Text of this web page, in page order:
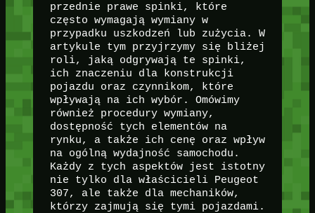
przednie prawe spinki, które
często wymagają wymiany w
przypadku uszkodzeń lub zużycia. W
artykule tym przyjrzymy się bliżej
roli, jaką odgrywają te spinki,
ich znaczeniu dla konstrukcji
pojazdu oraz czynnikom, które
wpływają na ich wybór. Omówimy
również procedury wymiany,
dostępność tych elementów na
rynku, a także ich cenę oraz wpływ
na ogólną wydajność samochodu.
Każdy z tych aspektów jest istotny
nie tylko dla właścicieli Peugeot
307, ale także dla mechaników,
którzy zajmują się tymi pojazdami.